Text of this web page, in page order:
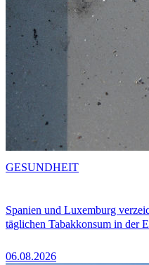
Spanien und Luxemburg
täglichen Tabakkonsum in der
06.08.2026
GESUNDHEIT